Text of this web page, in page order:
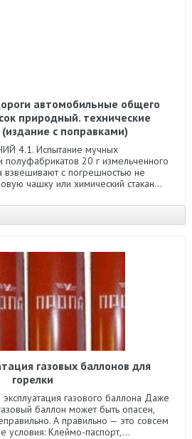
автомобильные общего
природный. технические
с поправками)
4.1. Испытание мучных
полуфабрикатов 20 г измельченного
взвешивают с погрешностью не
чашку или химический стакан...
газовых баллонов для
горелки
газового баллона Даже
баллон может быть опасен,
А правильно — это совсем
условия: Клеймо-паспорт,...